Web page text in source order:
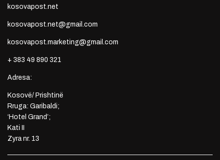
kosovapost.net
kosovapost.net@gmail.com
kosovapost.marketing@gmail.com
+ 383 49 890 321
Adresa:
Kosovë/ Prishtinë
Rruga: Garibaldi;
‘Hotel Grand’;
Kati II
Zyra nr. 13